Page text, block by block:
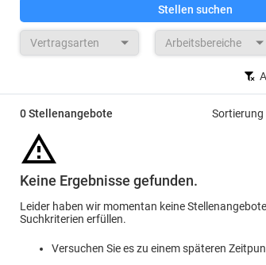
Stellen suchen
Vertragsarten Arbeitsbereiche
0 Stellenangebote Sortierung
Keine Ergebnisse gefunden.
Leider haben wir momentan keine
Suchkriterien erfüllen.
Versuchen Sie es zu einem späteren